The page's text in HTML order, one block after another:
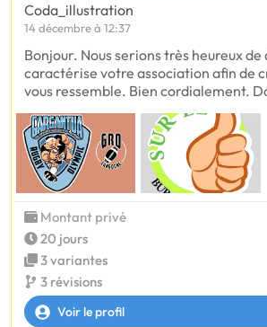
Coda_illustration
14 décembre à 12:37
Bonjour. Nous serions très heureux
caractérise votre association afin de
vous ressemble. Bien cordialement.
Montant privé
20 jours
3 variantes
3 révisions
Voir le profil